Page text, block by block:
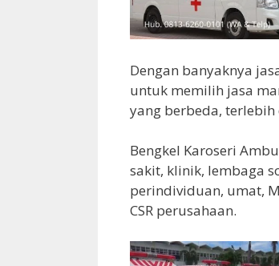
Dengan banyaknya
untuk memilih jasa
yang berbeda,
Bengkel Karoseri
sakit, klinik, lembaga
perindividuan, umat,
CSR perusahaan.